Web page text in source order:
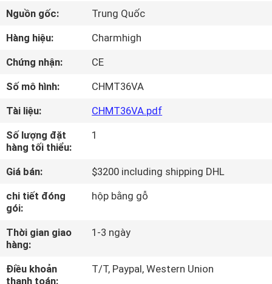
PHẨM
VIDEO
VỀ
CHÚNG
TÔI
CHUYẾN
THAM
QUAN
NHÀ
MÁY
Nguồn gốc:
Trung Quốc
Hàng hiệu:
Charmhigh
Chứng nhận:
CE
Số mô hình:
CHMT36VA
Tài liệu:
CHMT36VA.pdf
Số lượng đặt
hàng tối thiểu:
1
Giá bán:
$3200 including shipping DHL
chi tiết đóng
gói:
hộp bằng gỗ
Thời gian giao
hàng:
1-3 ngày
Điều khoản
thanh toán:
T/T, Paypal, Western Union